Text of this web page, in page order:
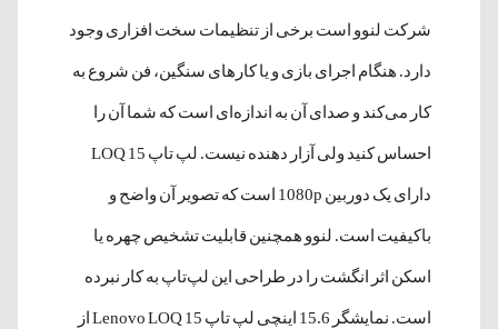
شرکت لنوو است برخی از تنظیمات سخت افزاری وجود
دارد. هنگام اجرای بازی و یا کارهای سنگین، فن شروع به
کار می‌کند و صدای آن به اندازه‌ای است که شما آن را
احساس کنید ولی آزار دهنده نیست. لپ تاپ LOQ 15
دارای یک دوربین 1080p است که تصویر آن واضح و
باکیفیت است. لنوو همچنین قابلیت تشخیص چهره یا
اسکن اثر انگشت را در طراحی این لپ‌تاپ به کار نبرده
است. نمایشگر 15.6 اینچی لپ تاپ Lenovo LOQ 15 از